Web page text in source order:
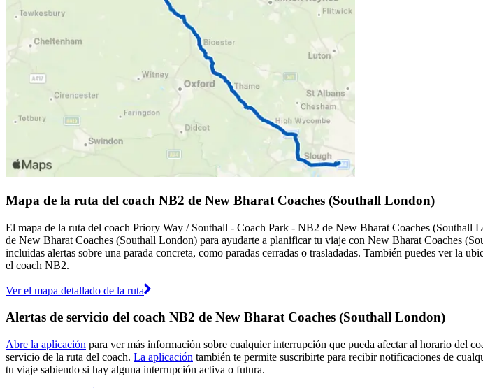
Mapa de la ruta del coach NB2 de New Bharat Coaches (Southall London)
El mapa de la ruta del coach Priory Way / Southall - Coach Park - NB2 de New Bharat Coaches (Southall
de New Bharat Coaches (Southall London) para ayudarte a planificar tu viaje con New Bharat Coaches
incluidas alertas sobre una parada concreta, como paradas cerradas o trasladadas. También puedes ver la
el coach NB2.
Ver el mapa detallado de la ruta
Alertas de servicio del coach NB2 de New Bharat Coaches (Southall London)
Abre la aplicación para ver más información sobre cualquier interrupción que pueda afectar al horario del
servicio de la ruta del coach. La aplicación también te permite suscribirte para recibir notificaciones de
tu viaje sabiendo si hay alguna interrupción activa o futura.